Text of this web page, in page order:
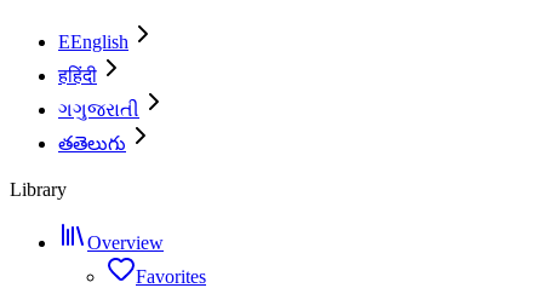
EEnglish
हहिंदी
ગગુજરાતી
తతెలుగు
Library
Overview
Favorites